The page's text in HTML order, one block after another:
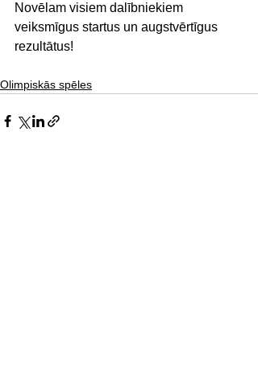
Novēlam visiem dalībniekiem
veiksmīgus startus un augstvērtīgus
rezultātus!
Olimpiskās spēles